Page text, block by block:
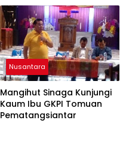
Nusantara
Mangihut Sinaga Kunjungi
Kaum Ibu GKPI Tomuan
Pematangsiantar